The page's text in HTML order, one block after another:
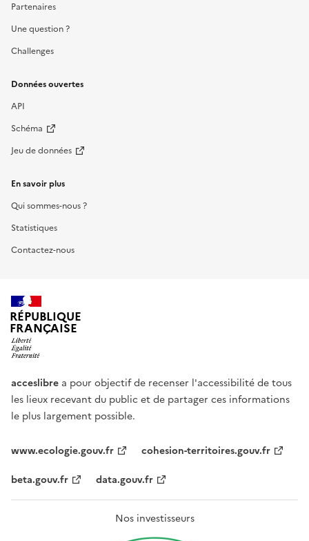
Partenaires
Une question ?
Challenges
Données ouvertes
API
Schéma
Jeu de données
En savoir plus
Qui sommes-nous ?
Statistiques
Contactez-nous
RÉPUBLIQUE
FRANÇAISE
acceslibre a pour objectif de recenser l'accessibilité de tous
les lieux recevant du public et de partager ces informations
le plus largement possible.
www.ecologie.gouv.fr
cohesion-territoires.gouv.fr
beta.gouv.fr
data.gouv.fr
Nos investisseurs